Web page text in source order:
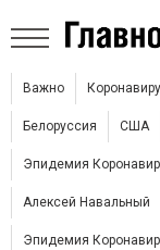
Важно
Белоруссия США
Эпидемия
Алексей Навальный
Эпидемия